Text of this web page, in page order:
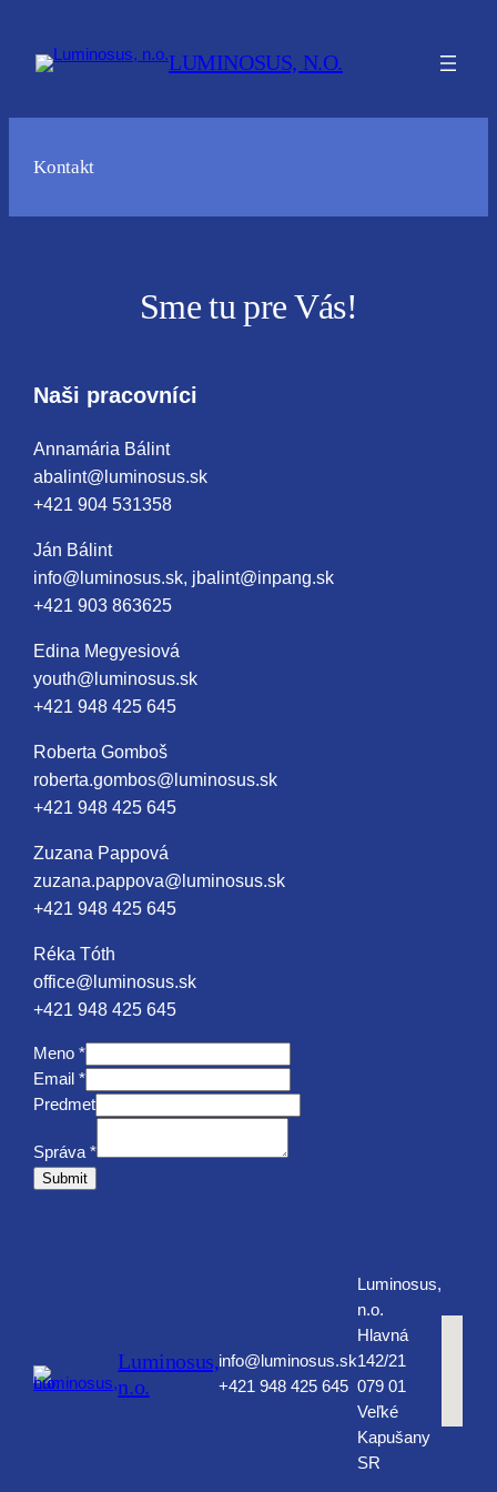
obsah
LUMINOSUS, N.O.
Kontakt
Sme tu pre Vás!
Naši pracovníci
Annamária Bálint
abalint@luminosus.sk
+421 904 531358
Ján Bálint
info@luminosus.sk, jbalint@inpang.sk
+421 903 863625
Edina Megyesiová
youth@luminosus.sk
+421 948 425 645
Roberta Gomboš
roberta.gombos@luminosus.sk
+421 948 425 645
Zuzana Pappová
zuzana.pappova@luminosus.sk
+421 948 425 645
Réka Tóth
office@luminosus.sk
+421 948 425 645
Meno*
M
e
o
P
p
Email*
Predmet
Správa*
Submit
Luminosus,
n.o.
info@luminosus.sk
+421 948 425 645
Luminosus,
n.o.
Hlavná
142/21
079 01
Veľké
Kapušany
SR